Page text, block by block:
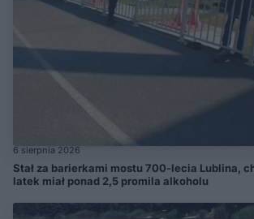
6 sierpnia 2026
Stał za barierkami mostu 700-lecia Lublina,
latek miał ponad 2,5 promila alkoholu